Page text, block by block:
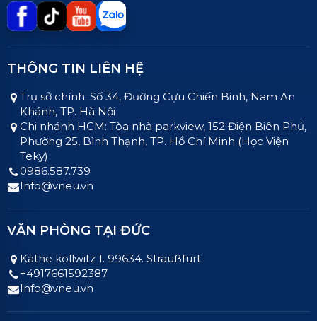
THÔNG TIN LIÊN HỆ
Trụ sở chính: Số 34, Đường Cựu Chiến Binh, Nam An
Khánh, TP. Hà Nội
Chi nhánh HCM: Tòa nhà parkview, 152 Điện Biên Phủ,
Phường 25, Bình Thạnh, TP. Hồ Chí Minh (Học Viện
Teky)
0986.587.739
Info@vneu.vn
VĂN PHÒNG TẠI ĐỨC
Käthe kollwitz 1. 99634. Straußfurt
+4917661592387
Info@vneu.vn